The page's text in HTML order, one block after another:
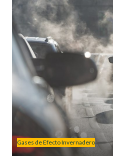
Gases de Efecto Invernadero